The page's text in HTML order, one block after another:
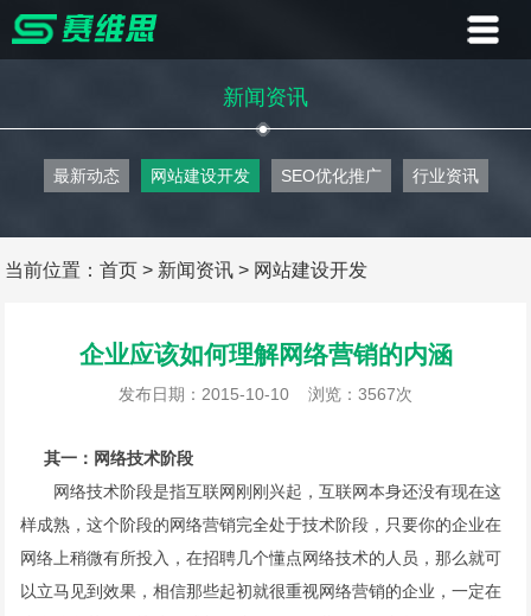
新闻资讯
最新动态 网站建设开发 SEO优化推广 行业资讯
当前位置：首页 > 新闻资讯 > 网站建设开发
企业应该如何理解网络营销的内涵
发布日期：2015-10-10 浏览：3567次
其一：网络技术阶段
网络技术阶段是指互联网刚刚兴起，互联网本身还没有现在这
样成熟，这个阶段的网络营销完全处于技术阶段，只要你的企业在
网络上稍微有所投入，在招聘几个懂点网络技术的人员，那么就可
以立马见到效果，相信那些起初就很重视网络营销的企业，一定在